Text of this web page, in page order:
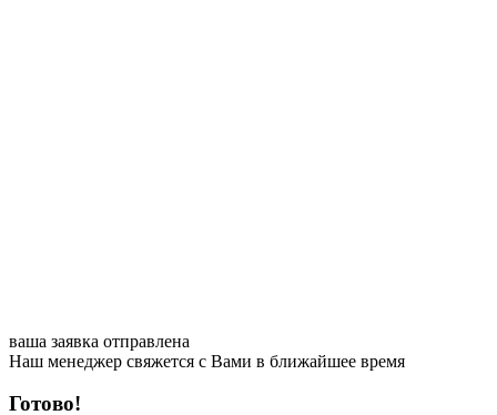
ваша заявка отправлена
Наш менеджер свяжется с Вами в ближайшее время
Готово!